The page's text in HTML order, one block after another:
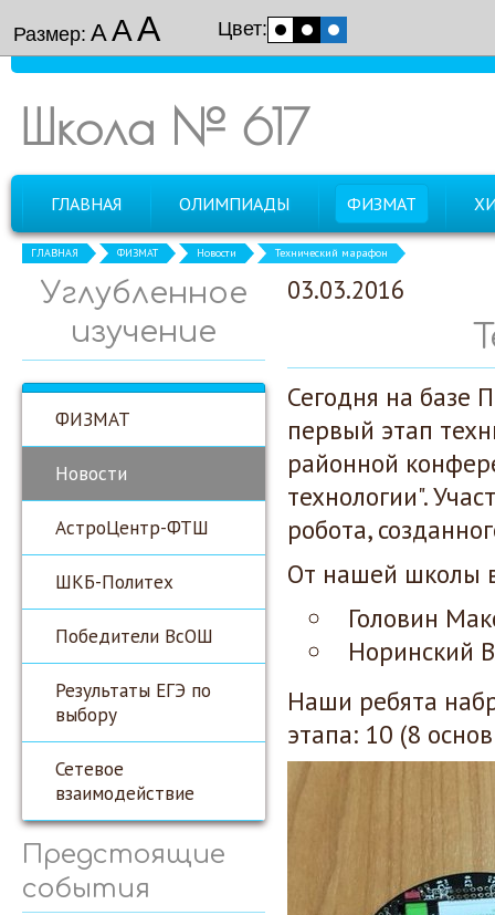
Размер: ААА Цвет:
Школа № 617
ГЛАВНАЯ ОЛИМПИАДЫ ФИЗМАТ
ГЛАВНАЯ ФИЗМАТ Новости Технический марафон
Углубленное
изучение
ФИЗМАТ
Новости
АстроЦентр-ФТШ
ШКБ-Политех
Победители ВсОШ
Результаты ЕГЭ по
выбору
Сетевое
взаимодействие
Предстоящие
события
03.03.2016
Сегодня на базе
первый этап
районной
технологии".
робота,
От нашей школы
Головин
Норинский
Наши ребята
этапа: 10 (8